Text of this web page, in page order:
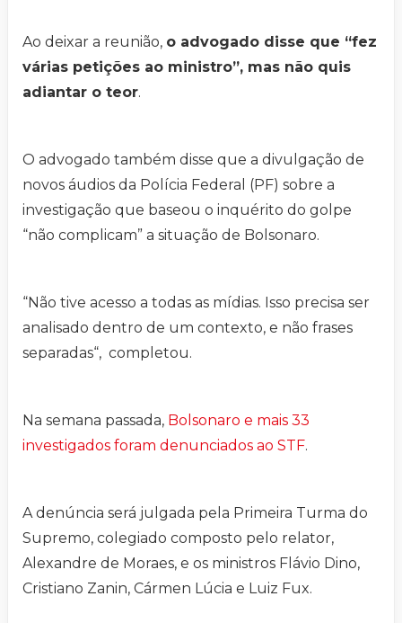
Ao deixar a reunião, o advogado disse que “fez
várias petições ao ministro”, mas não quis
adiantar o teor.
O advogado também disse que a divulgação de
novos áudios da Polícia Federal (PF) sobre a
investigação que baseou o inquérito do golpe
“não complicam” a situação de Bolsonaro.
“Não tive acesso a todas as mídias. Isso precisa ser
analisado dentro de um contexto, e não frases
separadas“, completou.
Na semana passada, Bolsonaro e mais 33
investigados foram denunciados ao STF.
A denúncia será julgada pela Primeira Turma do
Supremo, colegiado composto pelo relator,
Alexandre de Moraes, e os ministros Flávio Dino,
Cristiano Zanin, Cármen Lúcia e Luiz Fux.